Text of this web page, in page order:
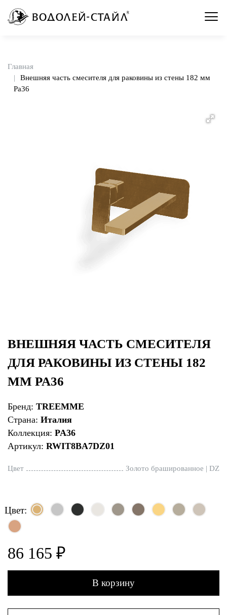
Главная
Внешняя часть смесителя для раковины из стены 182 мм
Pa36
ВНЕШНЯЯ ЧАСТЬ СМЕСИТЕЛЯ
ДЛЯ РАКОВИНЫ ИЗ СТЕНЫ 182
ММ PA36
Бренд: TREEMME
Страна: Италия
Коллекция: PA36
Артикул: RWIT8BA7DZ01
Цвет Золото брашированное | DZ
Цвет:
86 165 ₽
В корзину